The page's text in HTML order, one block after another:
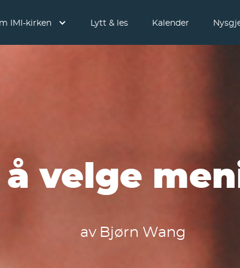
IMI-kirken Lytt & les Kalender
å velge
av Bjørn Wang